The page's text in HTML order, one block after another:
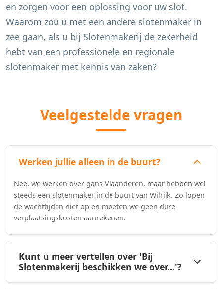
en zorgen voor een oplossing voor uw slot.
Waarom zou u met een andere slotenmaker in
zee gaan, als u bij Slotenmakerij de zekerheid
hebt van een professionele en regionale
slotenmaker met kennis van zaken?
Veelgestelde vragen
Werken jullie alleen in de buurt?
Nee, we werken over gans Vlaanderen, maar hebben wel
steeds een slotenmaker in de buurt van Wilrijk. Zo lopen
de wachttijden niet op en moeten we geen dure
verplaatsingskosten aanrekenen.
Kunt u meer vertellen over 'Bij
Slotenmakerij beschikken we over...'?